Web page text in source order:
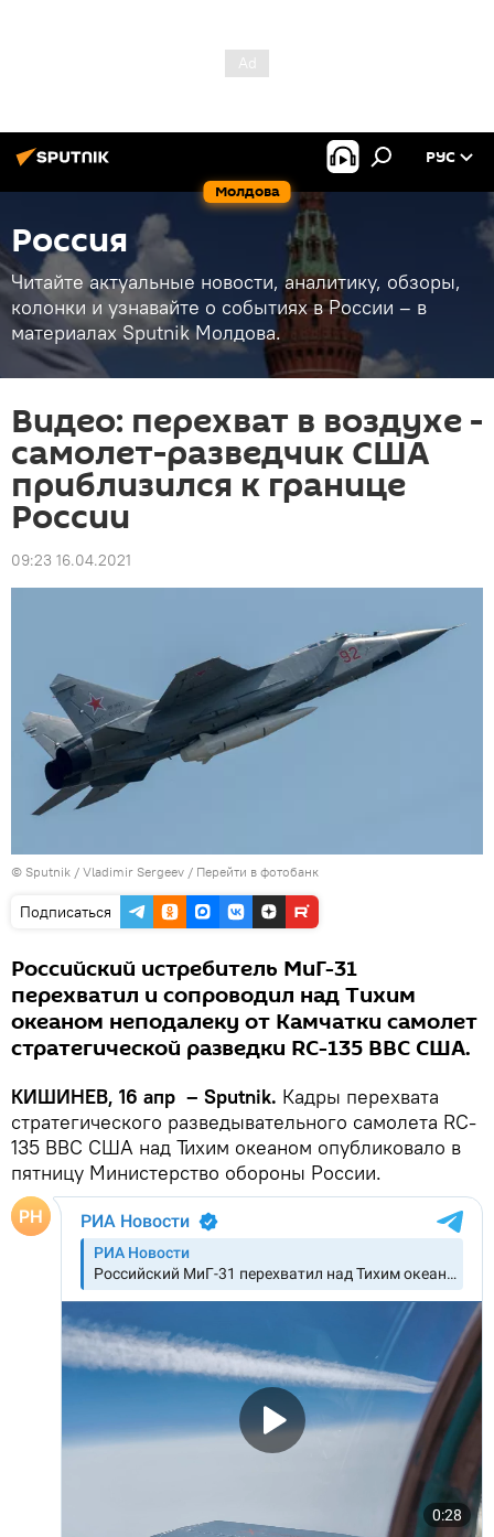
Молдова
РУС
Россия
Читайте актуальные новости, аналитику, обзоры,
колонки и узнавайте о событиях в России – в
материалах Sputnik Молдова.
Видео: перехват в воздухе -
самолет-разведчик США
приблизился к границе
России
09:23 16.04.2021
© Sputnik / Vladimir Sergeev / Перейти в фотобанк
Подписаться
Российский истребитель МиГ-31
перехватил и сопроводил над Тихим
океаном неподалеку от Камчатки самолет
стратегической разведки RC-135 ВВС США.
КИШИНЕВ, 16 апр – Sputnik. Кадры перехвата
стратегического разведывательного самолета RC-
135 ВВС США над Тихим океаном опубликовало в
пятницу Министерство обороны России.